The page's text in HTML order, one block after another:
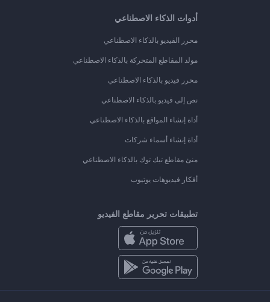
أدوات الذكاء الاصطناعي
محرر الفيديو بالذكاء الاصطناعي
مولد المقاطع المتحركة بالذكاء الاصطناعي
محرر فيديو بالذكاء الاصطناعي
نص إلى فيديو بالذكاء الاصطناعي
أداة إنشاء المواقع بالذكاء الاصطناعي
أداة إنشاء أسماء شركات
منئ مقاطع تيك توك بالذكاء الاصطناعي
أفكار فيديوهات يوتيوب
تطبيقات تحرير مقاطع الفيديو